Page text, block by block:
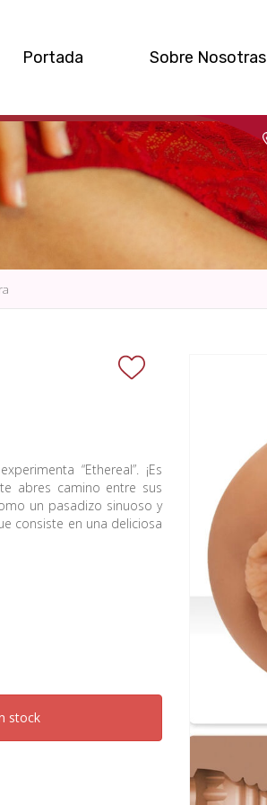
Portada Sobre Nosotras
“Ethereal”. ¡Es
abres camino entre sus
un pasadizo sinuoso y
consiste en una deliciosa
stock